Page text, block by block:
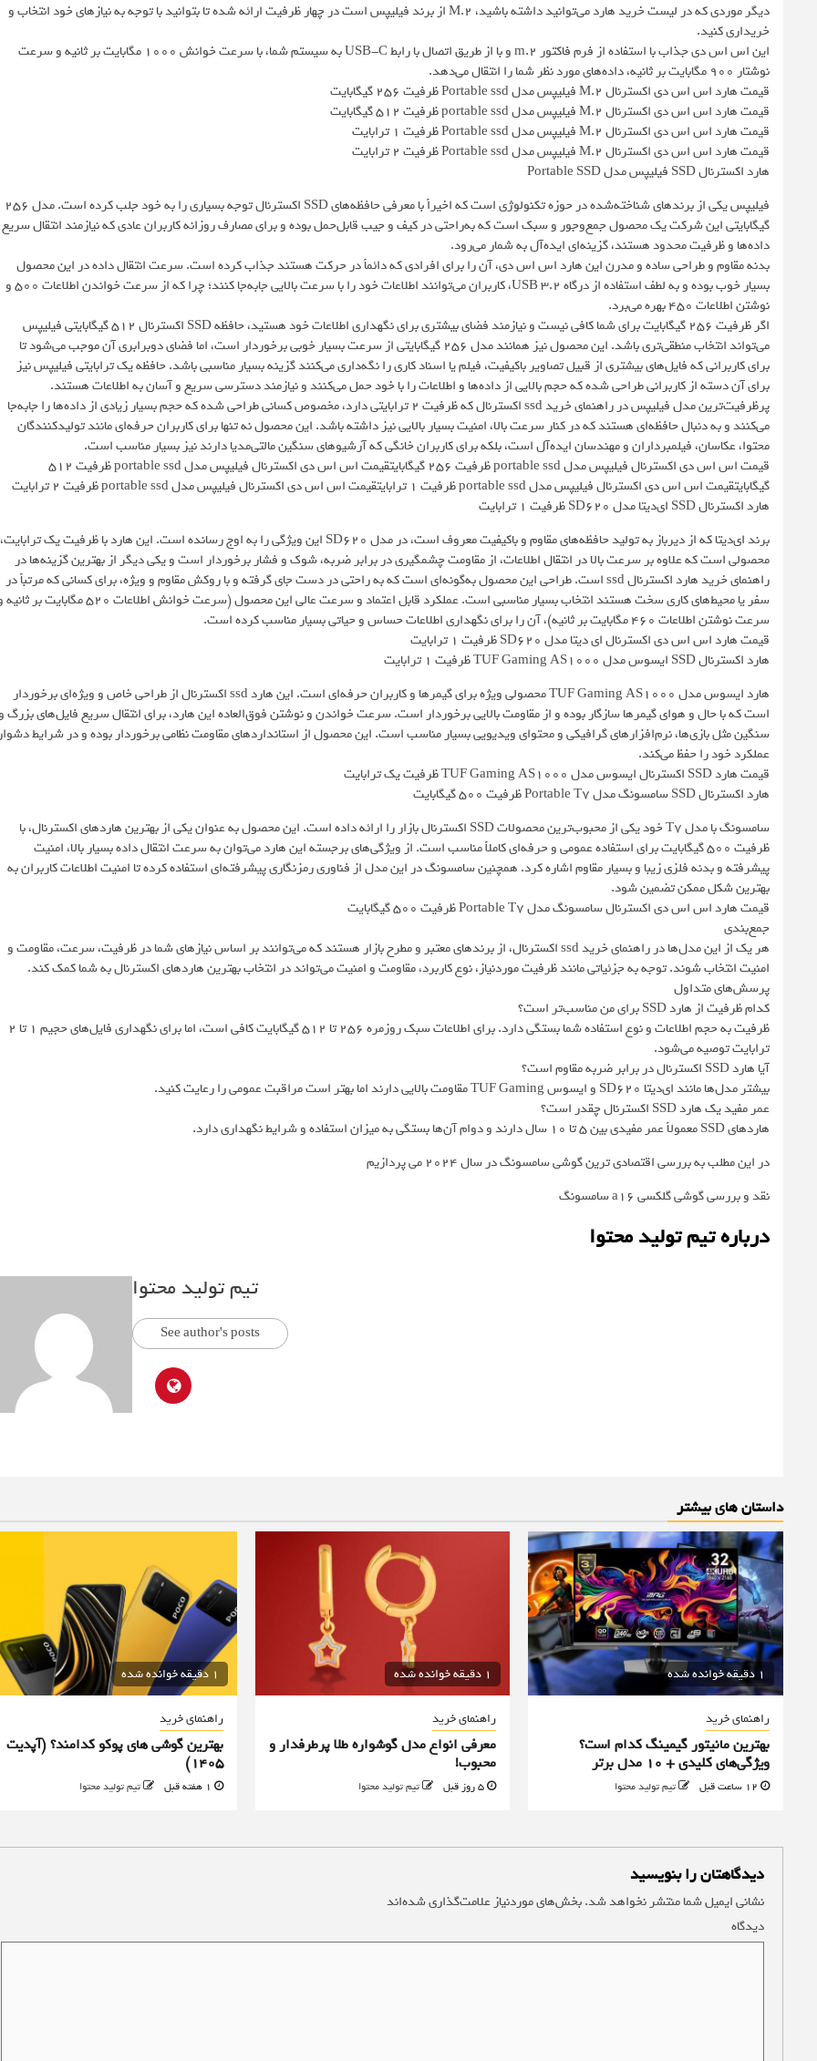
دیگر موردی که در لیست خرید هارد می‌توانید داشته باشید، M.2 از برند فیلیپس است در چهار ظرفیت ارائه شده تا بتوانید با توجه به نیازهای خود انتخاب و
خریداری کنید.
این اس اس دی جذاب با استفاده از فرم فاکتور m.2 و با از طریق اتصال با رابط USB-C به سیستم شما، با سرعت خوانش ۱۰۰۰ مگابایت بر ثانیه و سرعت
نوشتار ۹۰۰ مگابایت بر ثانیه، داده‌های مورد نظر شما را انتقال می‌دهد.
قیمت هارد اس اس دی اکسترنال M.2 فیلیپس مدل Portable ssd ظرفیت 256 گیگابایت
قیمت هارد اس اس دی اکسترنال M.2 فیلیپس مدل portable ssd ظرفیت 512 گیگابایت
قیمت هارد اس اس دی اکسترنال M.2 فیلیپس مدل Portable ssd ظرفیت 1 ترابایت
قیمت هارد اس اس دی اکسترنال M.2 فیلیپس مدل Portable ssd ظرفیت 2 ترابایت
هارد اکسترنال SSD فیلیپس مدل Portable SSD
فیلیپس یکی از برندهای شناخته‌شده در حوزه تکنولوژی است که اخیراً با معرفی حافظه‌های SSD اکسترنال توجه بسیاری را به خود جلب کرده است. مدل 256
گیگابایتی این شرکت یک محصول جمع‌وجور و سبک است که به‌راحتی در کیف و جیب قابل‌حمل بوده و برای مصارف روزانه کاربران عادی که نیازمند انتقال سریع
داده‌ها و ظرفیت محدود هستند، گزینه‌ای ایده‌آل به شمار می‌رود.
بدنه مقاوم و طراحی ساده و مدرن این هارد اس اس دی، آن را برای افرادی که دائماً در حرکت هستند جذاب کرده است. سرعت انتقال داده در این محصول
بسیار خوب بوده و به لطف استفاده از درگاه USB 3.2، کاربران می‌توانند اطلاعات خود را با سرعت بالایی جابه‌جا کنند؛ چرا که از سرعت خواندن اطلاعات ۵۰۰ و
نوشتن اطلاعات ۴۵۰ بهره می‌برد.
اگر ظرفیت 256 گیگابایت برای شما کافی نیست و نیازمند فضای بیشتری برای نگهداری اطلاعات خود هستید، حافظه SSD اکسترنال 512 گیگابایتی فیلیپس
می‌تواند انتخاب منطقی‌تری باشد. این محصول نیز همانند مدل 256 گیگابایتی از سرعت بسیار خوبی برخوردار است، اما فضای دوبرابری آن موجب می‌شود تا
برای کاربرانی که فایل‌های بیشتری از قبیل تصاویر باکیفیت، فیلم یا اسناد کاری را نگه‌داری می‌کنند گزینه بسیار مناسبی باشد. حافظه یک ترابایتی فیلیپس نیز
برای آن دسته از کاربرانی طراحی شده که حجم بالایی از داده‌ها و اطلاعات را با خود حمل می‌کنند و نیازمند دسترسی سریع و آسان به اطلاعات هستند.
پرظرفیت‌ترین مدل فیلیپس در راهنمای خرید ssd اکسترنال که ظرفیت 2 ترابایتی دارد، مخصوص کسانی طراحی شده که حجم بسیار زیادی از داده‌ها را جابه‌جا
می‌کنند و به دنبال حافظه‌ای هستند که در کنار سرعت بالا، امنیت بسیار بالایی نیز داشته باشد. این محصول نه تنها برای کاربران حرفه‌ای مانند تولیدکنندگان
محتوا، عکاسان، فیلمبرداران و مهندسان ایده‌آل است، بلکه برای کاربران خانگی که آرشیوهای سنگین مالتی‌مدیا دارند نیز بسیار مناسب است.
قیمت اس اس دی اکسترنال فیلیپس مدل portable ssd ظرفیت 256 گیگابایتقیمت اس اس دی اکسترنال فیلیپس مدل portable ssd ظرفیت 512
گیگابایتقیمت اس اس دی اکسترنال فیلیپس مدل portable ssd ظرفیت 1 ترابایتقیمت اس اس دی اکسترنال فیلیپس مدل portable ssd ظرفیت 2 ترابایت
هارد اکسترنال SSD ای‌دیتا مدل SD620 ظرفیت 1 ترابایت
برند ای‌دیتا که از دیرباز به تولید حافظه‌های مقاوم و باکیفیت معروف است، در مدل SD620 این ویژگی را به اوج رسانده است. این هارد با ظرفیت یک ترابایت،
محصولی است که علاوه بر سرعت بالا در انتقال اطلاعات، از مقاومت چشمگیری در برابر ضربه، شوک و فشار برخوردار است و یکی دیگر از بهترین گزینه‌ها در
راهنمای خرید هارد اکسترنال ssd است. طراحی این محصول به‌گونه‌ای است که به راحتی در دست جای گرفته و با روکش مقاوم و ویژه، برای کسانی که مرتباً در
سفر یا محیط‌های کاری سخت هستند انتخاب بسیار مناسبی است. عملکرد قابل اعتماد و سرعت عالی این محصول (سرعت خوانش اطلاعات ۵۲۰ مگابایت
سرعت نوشتن اطلاعات ۴۶۰ مگابایت بر ثانیه)، آن را برای نگهداری اطلاعات حساس و حیاتی بسیار مناسب کرده است.
قیمت هارد اس اس دی اکسترنال ای دیتا مدل SD620 ظرفیت 1 ترابایت
هارد اکسترنال SSD ایسوس مدل TUF Gaming AS1000 ظرفیت 1 ترابایت
هارد ایسوس مدل TUF Gaming AS1000 محصولی ویژه برای گیمرها و کاربران حرفه‌ای است. این هارد ssd اکسترنال از طراحی خاص و ویژه‌ای برخوردار
است که با حال و هوای گیمرها سازگار بوده و از مقاومت بالایی برخوردار است. سرعت خواندن و نوشتن فوق‌العاده این هارد، برای انتقال سریع فایل‌های بزرگ
سنگین مثل بازی‌ها، نرم‌افزارهای گرافیکی و محتوای ویدیویی بسیار مناسب است. این محصول از استانداردهای مقاومت نظامی برخوردار بوده و در شرایط
عملکرد خود را حفظ می‌کند.
قیمت هارد SSD اکسترنال ایسوس مدل TUF Gaming AS1000 ظرفیت یک ترابایت
هارد اکسترنال SSD سامسونگ مدل Portable T7 ظرفیت 500 گیگابایت
سامسونگ با مدل T7 خود یکی از محبوب‌ترین محصولات SSD اکسترنال بازار را ارائه داده است. این محصول به عنوان یکی از بهترین هاردهای اکسترنال، با
ظرفیت 500 گیگابایت برای استفاده عمومی و حرفه‌ای کاملاً مناسب است. از ویژگی‌های برجسته این هارد می‌توان به سرعت انتقال داده بسیار بالا، امنیت
پیشرفته و بدنه فلزی زیبا و بسیار مقاوم اشاره کرد. همچنین سامسونگ در این مدل از فناوری رمزنگاری پیشرفته‌ای استفاده کرده تا امنیت اطلاعات کاربران به
بهترین شکل ممکن تضمین شود.
قیمت هارد اس اس دی اکسترنال سامسونگ مدل Portable T7 ظرفیت 500 گیگابایت
جمع‌بندی
هر یک از این مدل‌ها در راهنمای خرید ssd اکسترنال، از برندهای معتبر و مطرح بازار هستند که می‌توانند بر اساس نیازهای شما در ظرفیت، سرعت، مقاومت و
امنیت انتخاب شوند. توجه به جزئیاتی مانند ظرفیت موردنیاز، نوع کاربرد، مقاومت و امنیت می‌تواند در انتخاب بهترین هاردهای اکسترنال به شما کمک کند.
پرسش‌های متداول
کدام ظرفیت از هارد SSD برای من مناسب‌تر است؟
ظرفیت به حجم اطلاعات و نوع استفاده شما بستگی دارد. برای اطلاعات سبک روزمره 256 تا 512 گیگابایت کافی است، اما برای نگهداری فایل‌های حجیم 1 تا 2
ترابایت توصیه می‌شود.
آیا هارد SSD اکسترنال در برابر ضربه مقاوم است؟
بیشتر مدل‌ها مانند ای‌دیتا SD620 و ایسوس TUF Gaming مقاومت بالایی دارند اما بهتر است مراقبت عمومی را رعایت کنید.
عمر مفید یک هارد SSD اکسترنال چقدر است؟
هاردهای SSD معمولاً عمر مفیدی بین 5 تا 10 سال دارند و دوام آن‌ها بستگی به میزان استفاده و شرایط نگهداری دارد.
در این مطلب به بررسی اقتصادی ترین گوشی سامسونگ در سال ۲۰۲۴ می پردازیم
نقد و بررسی گوشی گلکسی a16 سامسونگ
درباره تیم تولید محتوا
تیم تولید محتوا
See author's posts
داستان های بیشتر
1 دقیقه خوانده شده
راهنمای خرید
بهترین مانیتور گیمینگ کدام است؟
ویژگی‌های کلیدی + 10 مدل برتر
تیم تولید محتوا
1 دقیقه خوانده شده
راهنمای خرید
معرفی انواع مدل گوشواره طلا پرطرفدار و
محبوب!
5 روز قبل تیم تولید محتوا
1 دقیقه خوانده شده
راهنمای خرید
بهترین گوشی های پوکو کدامند؟ (آپدیت
۱۴۰۵)
تیم تولید محتوا
دیدگاهتان را بنویسید
نشانی ایمیل شما منتشر نخواهد شد.بخش‌های موردنیاز علامت‌گذاری شده‌اند
دیدگاه